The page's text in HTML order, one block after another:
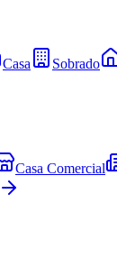
Casa Sobrado
Casa Comercial